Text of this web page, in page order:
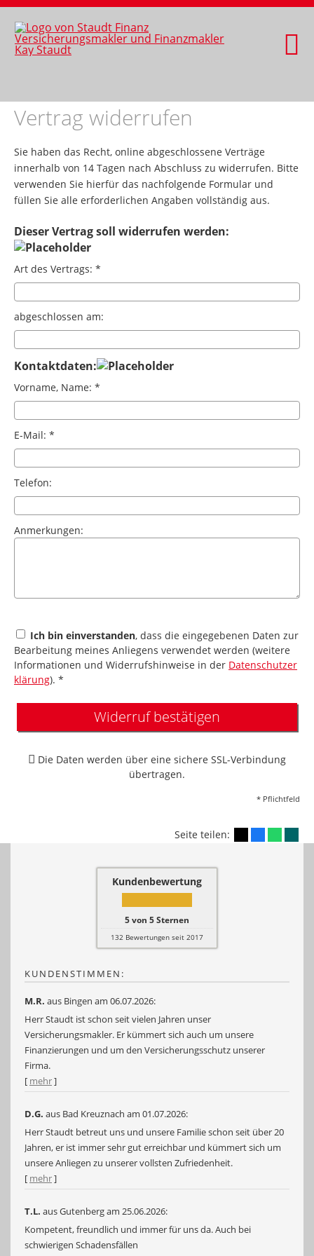
Vertrag widerrufen
Sie haben das Recht, online abgeschlossene Verträge
innerhalb von 14 Tagen nach Abschluss zu widerrufen. Bitte
verwenden Sie hierfür das nachfolgende Formular und
füllen Sie alle erforderlichen Angaben vollständig aus.
Dieser Vertrag soll widerrufen werden:
Art des Vertrags: *
abgeschlossen am:
Kontaktdaten:
Vorname, Name: *
E-Mail: *
Telefon:
Anmerkungen:
Ich bin einverstanden, dass die eingegebenen Daten zur
Bearbeitung meines Anliegens verwendet werden (weitere
Informationen und Widerrufshinweise in der Datenschutzer
klärung). *
Widerruf bestätigen
Die Daten werden über eine sichere SSL-Verbindung
übertragen.
* Pflichtfeld
Seite teilen:
Kundenbewertung
5von 5Sternen
132 Bewertungen seit 2017
KUNDENSTIMMEN:
M.R. aus Bingen am 06.07.2026:
Herr Staudt ist schon seit vielen Jahren unser
Versicherungsmakler. Er kümmert sich auch um unsere
Finanzierungen und um den Versicherungsschutz unserer
Firma.
[ mehr]
D.G. aus Bad Kreuznach am 01.07.2026:
Herr Staudt betreut uns und unsere Familie schon seit über 20
Jahren, er ist immer sehr gut erreichbar und kümmert sich um
unsere Anliegen zu unserer vollsten Zufriedenheit.
[ mehr]
T.L. aus Gutenbergam 25.06.2026:
Kompetent, freundlich und immer für uns da. Auch bei
schwierigen Schadensfällen